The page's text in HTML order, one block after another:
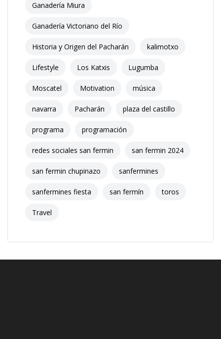
Ganadería Miura
Ganadería Victoriano del Río
Historia y Origen del Pacharán kalimotxo
Lifestyle Los Katxis Lugumba
Moscatel Motivation música
navarra Pacharán plaza del castillo
programa programación
redes sociales san fermin san fermin 2024
san fermin chupinazo sanfermines
sanfermines fiesta san fermín toros
Travel